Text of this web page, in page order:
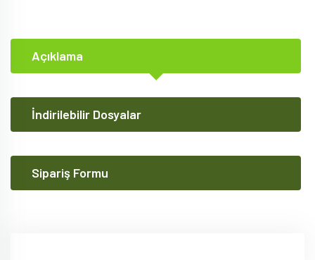
Açıklama
İndirilebilir Dosyalar
Sipariş Formu